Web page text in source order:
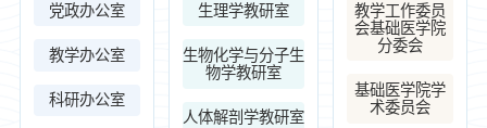
党政办公室
教学办公室
科研办公室
生理学教研室
生物化学与分子生
物学教研室
人体解剖学教研室
教学工作委员
会基础医学院
分委会
基础医学院学
术委员会